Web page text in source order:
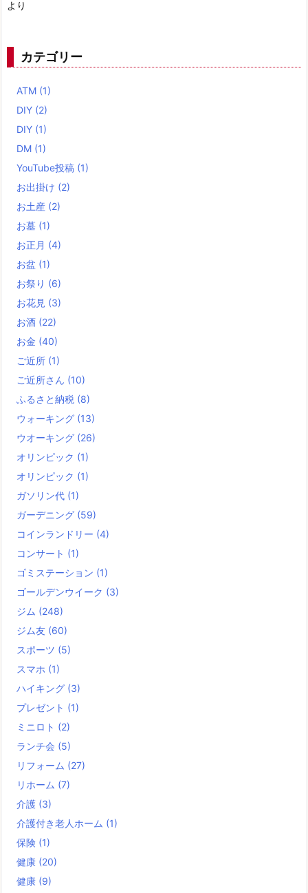
より
カテゴリー
ATM (1)
DIY (2)
DIY (1)
DM (1)
YouTube投稿 (1)
お出掛け (2)
お土産 (2)
お墓 (1)
お正月 (4)
お盆 (1)
お祭り (6)
お花見 (3)
お酒 (22)
お金 (40)
ご近所 (1)
ご近所さん (10)
ふるさと納税 (8)
ウォーキング (13)
ウオーキング (26)
オリンピック (1)
オリンピック (1)
ガソリン代 (1)
ガーデニング (59)
コインランドリー (4)
コンサート (1)
ゴミステーション (1)
ゴールデンウイーク (3)
ジム (248)
ジム友 (60)
スポーツ (5)
スマホ (1)
ハイキング (3)
プレゼント (1)
ミニロト (2)
ランチ会 (5)
リフォーム (27)
リホーム (7)
介護 (3)
介護付き老人ホーム (1)
保険 (1)
健康 (20)
健康 (9)